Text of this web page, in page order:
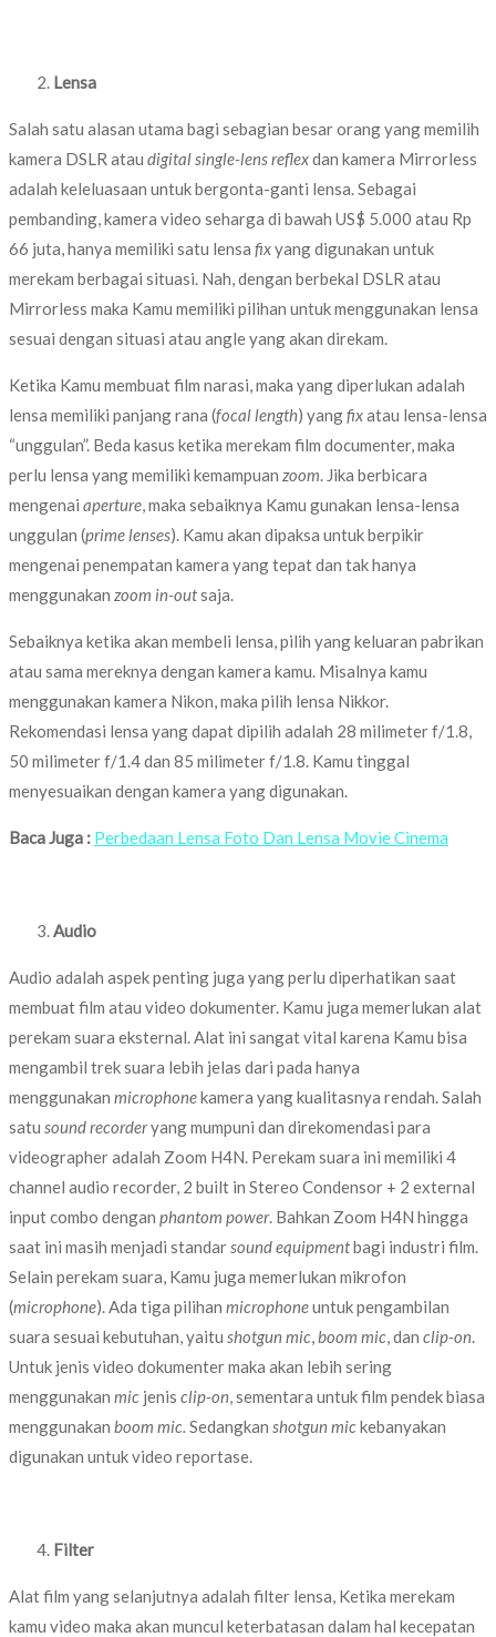
Lensa
Salah satu alasan utama bagi sebagian besar orang yang memilih
kamera DSLR atau digital single-lens reflexdan kamera Mirrorless
adalah keleluasaan untuk bergonta-ganti lensa. Sebagai
pembanding, kamera video seharga di bawah US$ 5.000 atau Rp
66 juta, hanya memiliki satu lensa fixyang digunakan untuk
merekam berbagai situasi. Nah, dengan berbekal DSLR atau
Mirrorless maka Kamu memiliki pilihan untuk menggunakan lensa
sesuai dengan situasi atau angle yang akan direkam.
Ketika Kamu membuat film narasi, maka yang diperlukan adalah
lensa memiliki panjang rana (focal length) yangfixatau lensa-lensa
“unggulan”. Beda kasus ketika merekam film documenter, maka
perlu lensa yang memiliki kemampuan zoom. Jika berbicara
mengenai aperture, maka sebaiknya Kamu gunakan lensa-lensa
unggulan (prime lenses). Kamu akan dipaksa untuk berpikir
mengenai penempatan kamera yang tepat dan tak hanya
menggunakan zoom in-outsaja.
Sebaiknya ketika akan membeli lensa, pilih yang keluaran pabrikan
atau sama mereknya dengan kamera kamu. Misalnya kamu
menggunakan kamera Nikon, maka pilih lensa Nikkor.
Rekomendasi lensa yang dapat dipilih adalah 28 milimeter f/1.8,
50 milimeter f/1.4 dan 85 milimeter f/1.8. Kamu tinggal
menyesuaikan dengan kamera yang digunakan.
Baca Juga : Perbedaan Lensa Foto Dan Lensa Movie Cinema
Audio
Audio adalah aspek penting juga yang perlu diperhatikan saat
membuat film atau video dokumenter. Kamu juga memerlukan alat
perekam suara eksternal. Alat ini sangat vital karena Kamu bisa
mengambil trek suara lebih jelas dari pada hanya
menggunakan microphonekamera yang kualitasnya rendah. Salah
satu sound recorderyang mumpuni dan direkomendasi para
videographer adalah Zoom H4N. Perekam suara ini memiliki 4
channel audio recorder, 2 built in Stereo Condensor + 2 external
input combo dengan phantom power. Bahkan Zoom H4N hingga
saat ini masih menjadi standarsound equipmentbagi industri film.
Selain perekam suara, Kamu juga memerlukan mikrofon
(microphone). Ada tiga pilihan microphoneuntuk pengambilan
suara sesuai kebutuhan, yaitu shotgun mic,boom mic, dan clip-on.
Untuk jenis video dokumenter maka akan lebih sering
menggunakan mic jenis clip-on, sementara untuk film pendek biasa
menggunakan boom mic. Sedangkan shotgun mickebanyakan
digunakan untuk video reportase.
Filter
Alat film yang selanjutnya adalah filter lensa, Ketika merekam
kamu video maka akan muncul keterbatasan dalam hal kecepatan